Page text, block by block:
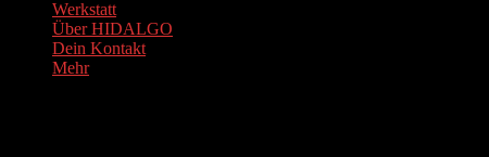
Werkstatt
Über HIDALGO
Dein Kontakt
Mehr